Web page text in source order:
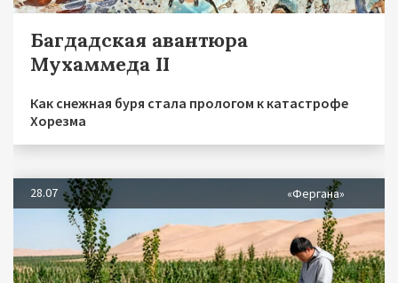
Багдадская авантюра
Мухаммеда II
Как снежная буря стала прологом к катастрофе
Хорезма
28.07 «Фергана»